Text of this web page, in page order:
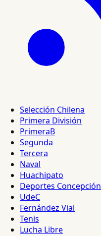
Selección Chilena
Primera División
PrimeraB
Segunda
Tercera
Naval
Huachipato
Deportes Concepción
UdeC
Fernández Vial
Tenis
Lucha Libre